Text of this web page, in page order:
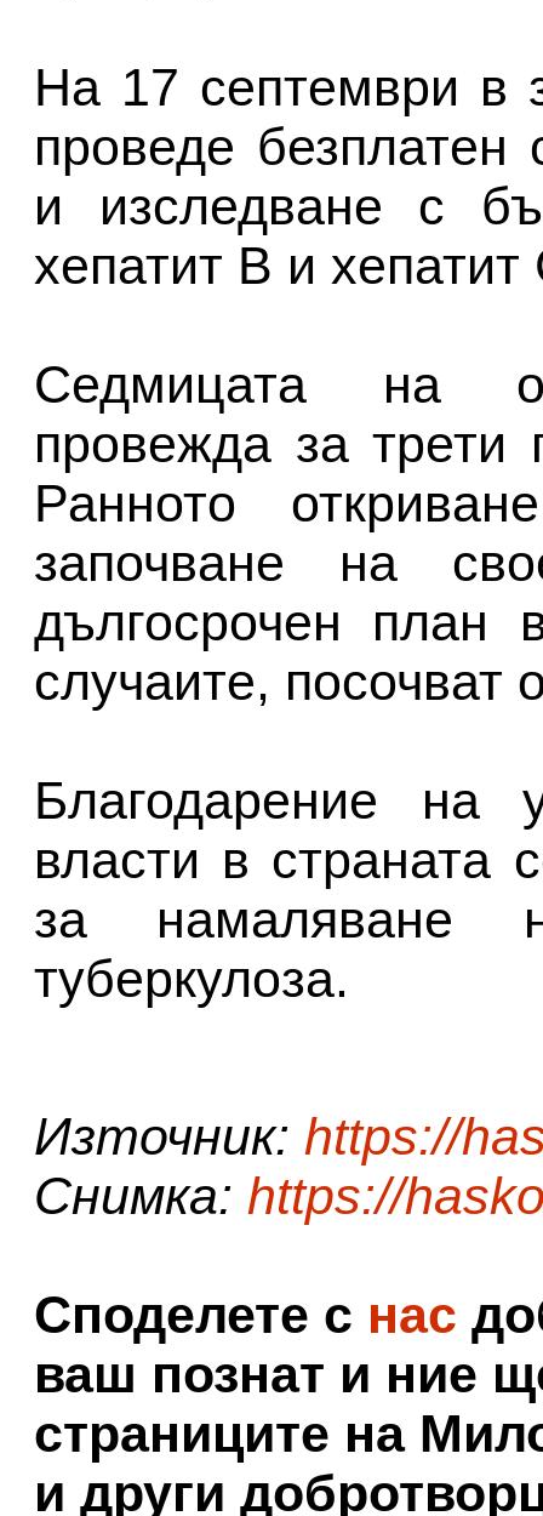
На 17 септември в
проведе безплатен
и изследване с
хепатит В и
Седмицата на
провежда за трети
Ранното
започване на
дългосрочен план
случаите, посочват
Благодарение на
власти в страната
за намаляване
туберкулоза.
Източник: https://
Снимка: https://
Споделете с нас
ваш познат и ние
страниците на
и други